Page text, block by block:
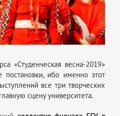
«Студенческая весна-2019»
ибо именно этот
все три творческих
сцену университета.